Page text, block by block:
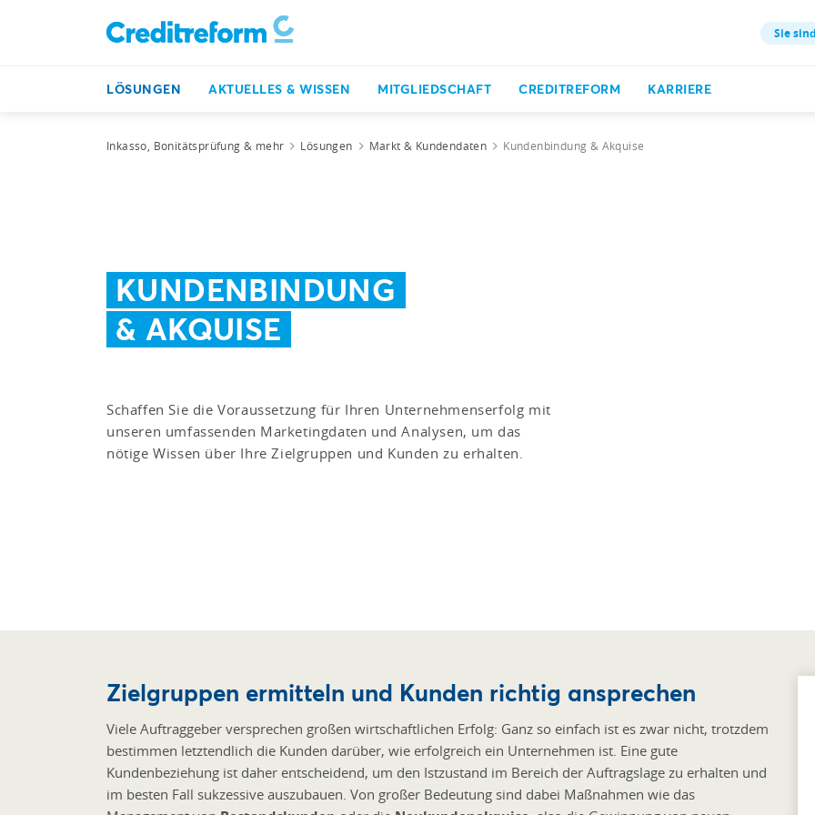
Sie
LÖSUNGEN AKTUELLES & WISSEN MITGLIEDSCHAFT CREDITREFORM KARRIERE
Inkasso, Bonitätsprüfung & mehr Lösungen Markt & Kundendaten Kundenbindung & Akquise
KUNDENBINDUNG
& AKQUISE
Schaffen Sie die Voraussetzung für Ihren Unternehmenserfolg mit
unseren umfassenden Marketingdaten und Analysen, um das
nötige Wissen über Ihre Zielgruppen und Kunden zu erhalten.
Zielgruppen ermitteln und Kunden richtig ansprechen
Viele Auftraggeber versprechen großen wirtschaftlichen Erfolg: Ganz so einfach ist es zwar nicht, trotzdem
bestimmen letztendlich die Kunden darüber, wie erfolgreich ein Unternehmen ist. Eine gute
Kundenbeziehung ist daher entscheidend, um den Istzustand im Bereich der Auftragslage zu erhalten und
im besten Fall sukzessive auszubauen. Von großer Bedeutung sind dabei Maßnahmen wie das